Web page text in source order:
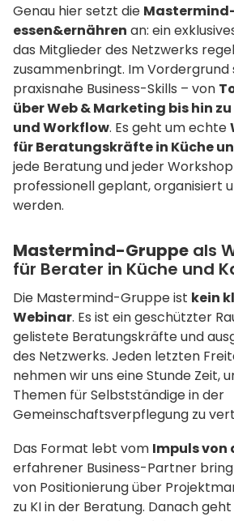
Genau hier setzt die
essen&ernähren an: ein
das Mitglieder des Netzwerks
zusammenbringt. Im Vordergrund
praxisnahe Business-Skills – von
über Web & Marketing bis hin
und Workflow. Es geht um echte
für Beratungskräfte in Küche
jede Beratung und jeder
professionell geplant, organisiert
werden.
Mastermind-Gruppe als
für Berater in Küche und
Die Mastermind-Gruppe ist kein
Webinar. Es ist ein geschützter
gelistete Beratungskräfte und
des Netzwerks. Jeden letzten
nehmen wir uns eine Stunde Zeit,
Themen für Selbstständige in der
Gemeinschaftsverpflegung zu
Das Format lebt vom Impuls von
erfahrener Business-Partner
von Positionierung über
zu KI in der Beratung. Danach